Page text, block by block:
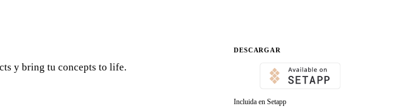
y bring tu concepts to life.
DESCARGAR
Incluida en Setapp